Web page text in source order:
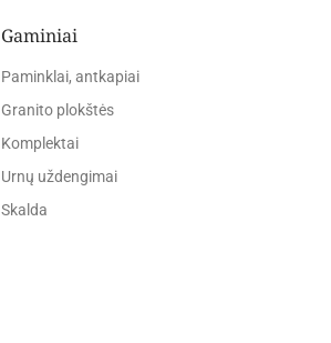
Gaminiai
Paminklai, antkapiai
Granito plokštės
Komplektai
Urnų uždengimai
Skalda